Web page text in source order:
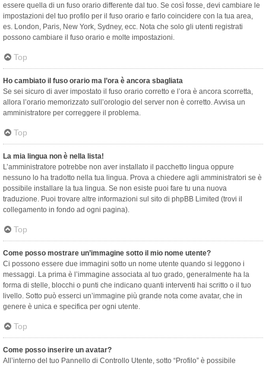
essere quella di un fuso orario differente dal tuo. Se così fosse, devi cambiare le
impostazioni del tuo profilo per il fuso orario e farlo coincidere con la tua area,
es. London, Paris, New York, Sydney, ecc. Nota che solo gli utenti registrati
possono cambiare il fuso orario e molte impostazioni.
Top
Ho cambiato il fuso orario ma l’ora è ancora sbagliata
Se sei sicuro di aver impostato il fuso orario corretto e l’ora è ancora scorretta,
allora l’orario memorizzato sull’orologio del server non è corretto. Avvisa un
amministratore per correggere il problema.
Top
La mia lingua non è nella lista!
L’amministratore potrebbe non aver installato il pacchetto lingua oppure
nessuno lo ha tradotto nella tua lingua. Prova a chiedere agli amministratori se è
possibile installare la tua lingua. Se non esiste puoi fare tu una nuova
traduzione. Puoi trovare altre informazioni sul sito di phpBB Limited (trovi il
collegamento in fondo ad ogni pagina).
Top
Come posso mostrare un’immagine sotto il mio nome utente?
Ci possono essere due immagini sotto un nome utente quando si leggono i
messaggi. La prima è l’immagine associata al tuo grado, generalmente ha la
forma di stelle, blocchi o punti che indicano quanti interventi hai scritto o il tuo
livello. Sotto può esserci un’immagine più grande nota come avatar, che in
genere è unica e specifica per ogni utente.
Top
Come posso inserire un avatar?
All’interno del tuo Pannello di Controllo Utente, sotto “Profilo” è possibile